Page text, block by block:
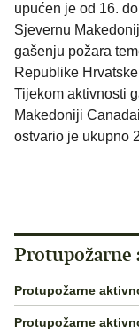
upućen je od 16.
Sjevernu
gašenju požara
Republike
Tijekom aktivnosti
Makedoniji
ostvario je ukupno
Protupožarne
Protupožarne